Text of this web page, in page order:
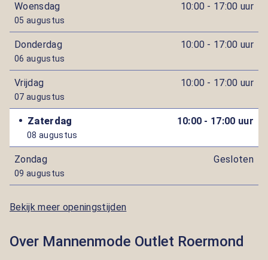
Woensdag
05 augustus
10:00 - 17:00 uur
Donderdag
06 augustus
10:00 - 17:00 uur
Vrijdag
07 augustus
10:00 - 17:00 uur
Zaterdag
08 augustus
10:00 - 17:00 uur
Zondag
09 augustus
Gesloten
Bekijk meer openingstijden
Over Mannenmode Outlet Roermond